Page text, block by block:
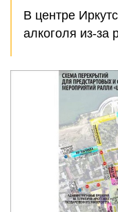
В центре
алкоголя из-за